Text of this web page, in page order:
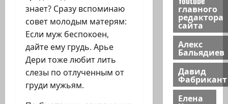
знает? Сразу вспоминаю
совет молодым матерям:
Если муж беспокоен,
дайте ему грудь. Арье
Дери тоже любит лить
слезы по отлученным от
груди мужьям.
главного
редактора
сайта
Алекс
Бальядиев
Давид
Фабрикант
Елена